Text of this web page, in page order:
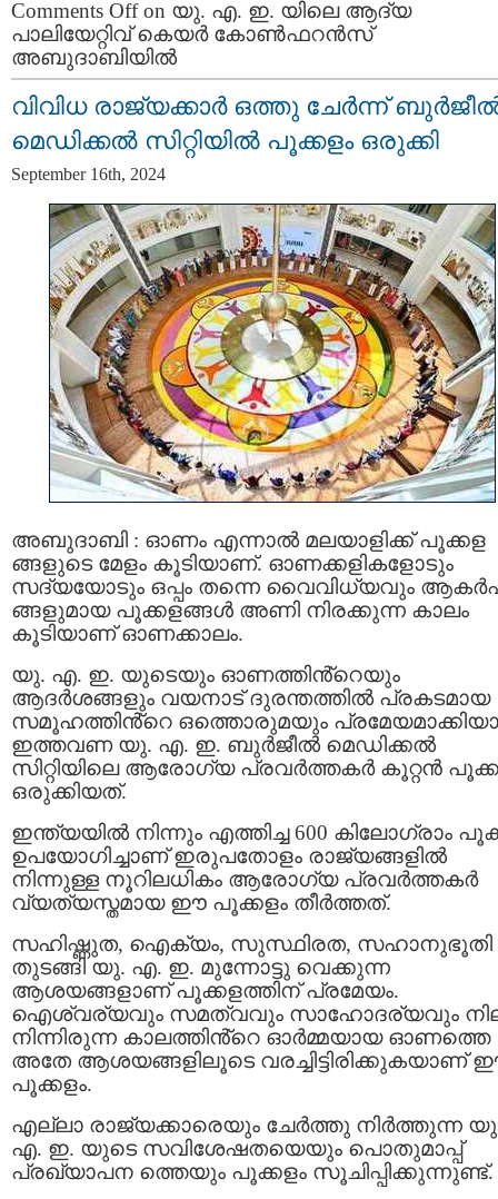
Comments Offon യു. എ. ഇ. യിലെ ആദ്യ
പാലിയേറ്റിവ് കെയർ കോൺഫറൻസ്
അബുദാബിയിൽ
വിവിധ രാജ്യക്കാർ ഒത്തു ചേർന്ന്
മെഡിക്കൽ സിറ്റിയിൽ പൂക്കളം ഒരുക്കി
September 16th, 2024
അബുദാബി : ഓണം എന്നാൽ മലയാളിക്ക് പൂക്കള
ങ്ങളുടെ മേളം കൂടിയാണ്. ഓണക്കളികളോടും
സദ്യയോടും ഒപ്പം തന്നെ വൈവിധ്യവും
ങ്ങളുമായ പൂക്കളങ്ങൾ അണി നിരക്കുന്ന കാലം
കൂടിയാണ് ഓണക്കാലം.
യു. എ. ഇ. യുടെയും ഓണത്തിൻ്റെയും
ആദർശങ്ങളും വയനാട് ദുരന്തത്തിൽ പ്രകടമായ
സമൂഹത്തിൻ്റെ ഒത്തൊരുമയും
ഇത്തവണ യു. എ. ഇ. ബുർജീൽ മെഡിക്കൽ
സിറ്റിയിലെ ആരോഗ്യ പ്രവർത്തകർ കൂറ്റൻ
ഒരുക്കിയത്.
ഇന്ത്യയിൽ നിന്നും എത്തിച്ച 600 കിലോഗ്രാം
ഉപയോഗിച്ചാണ് ഇരുപതോളം രാജ്യങ്ങളിൽ
നിന്നുള്ള നൂറിലധികം ആരോഗ്യ പ്രവർത്തകർ
വ്യത്യസ്തമായ ഈ പൂക്കളം തീർത്തത്.
സഹിഷ്ണുത, ഐക്യം, സുസ്ഥിരത, സഹാനുഭൂതി
തുടങ്ങി യു. എ. ഇ. മുന്നോട്ടു വെക്കുന്ന
ആശയങ്ങളാണ് പൂക്കളത്തിന് പ്രമേയം.
ഐശ്വര്യവും സമത്വവും സാഹോദര്യവും
നിന്നിരുന്ന കാലത്തിൻ്റെ ഓർമ്മയായ ഓണത്തെ
അതേ ആശയങ്ങളിലൂടെ വരച്ചിട്ടിരിക്കുകയാണ്
പൂക്കളം.
എല്ലാ രാജ്യക്കാരെയും ചേർത്തു നിർത്തുന്ന
എ. ഇ. യുടെ സവിശേഷതയെയും പൊതുമാപ്പ്
പ്രഖ്യാപന ത്തെയും പൂക്കളം സൂചിപ്പിക്കുന്നുണ്ട്.